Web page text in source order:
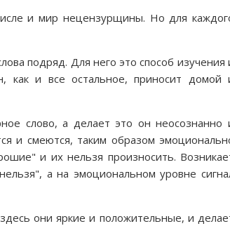
и мир нецензурщины. Но для
подряд. Для него это способ изучения
и все остальное, приносит домой
слово, а делает это он неосознанно
и смеются, таким образом
и их нельзя произносить.
а на эмоциональном уровне
они яркие и положительные, и